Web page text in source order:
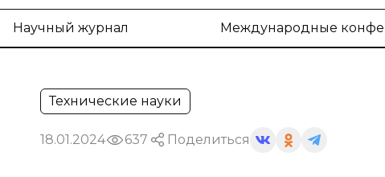
Научный журнал Международные
Технические науки
18.01.2024 637 Поделиться